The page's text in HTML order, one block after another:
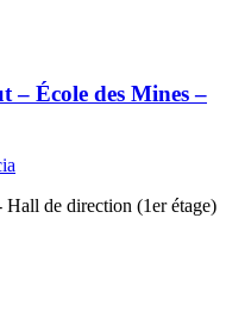
– École des Mines –
Hall de direction (1er étage)